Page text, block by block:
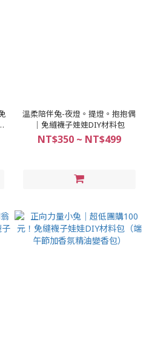
溫柔陪伴兔-夜燈。提燈。抱抱偶
│免縫襪子娃娃DIY材料包
NT$350 ~ NT$499